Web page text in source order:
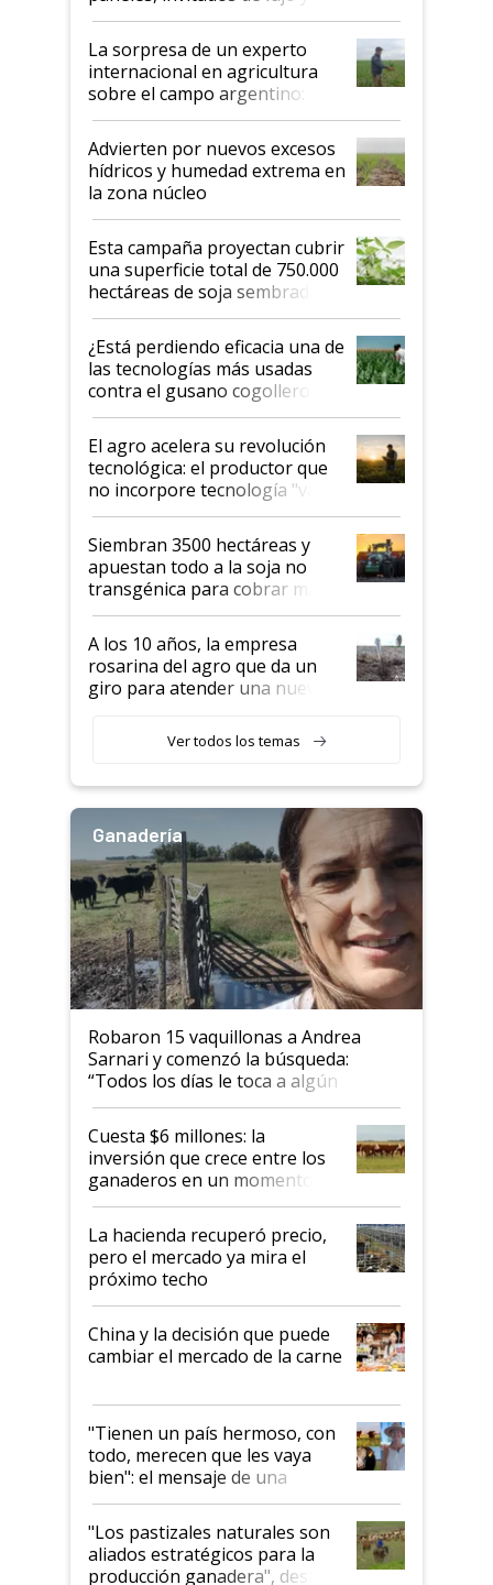
todas las tendencias
La sorpresa de un experto
internacional en agricultura
sobre el campo argentino:
"Estoy muy impresionado"
Advierten por nuevos excesos
hídricos y humedad extrema en
la zona núcleo
Esta campaña proyectan cubrir
una superficie total de 750.000
hectáreas de soja sembradas
con una nueva generación de
variedades que marcan un
salto tecnológico en genética y
rendimiento
¿Está perdiendo eficacia una de
las tecnologías más usadas
contra el gusano cogollero? El
desafío de una tecnología clave
El agro acelera su revolución
tecnológica: el productor que
no incorpore tecnología "va a
perder el tren"
Siembran 3500 hectáreas y
apuestan todo a la soja no
transgénica para cobrar más
por tonelada: compraron un
semillero
A los 10 años, la empresa
rosarina del agro que da un
giro para atender una nueva
Ver todos los temas
Ganadería
Robaron 15 vaquillonas a Andrea
Sarnari y comenzó la búsqueda:
“Todos los días le toca a algún
productor”
Cuesta $6 millones: la
inversión que crece entre los
ganaderos en un momento
histórico para la actividad
La hacienda recuperó precio,
pero el mercado ya mira el
próximo techo
China y la decisión que puede
cambiar el mercado de la carne
"Tienen un país hermoso, con
todo, merecen que les vaya
bien": el mensaje de una
ganadera uruguaya sobre las
oportunidades que se abren
para el agro en Argentina, con
foco en la carne
"Los pastizales naturales son
aliados estratégicos para la
producción ganadera", destaca